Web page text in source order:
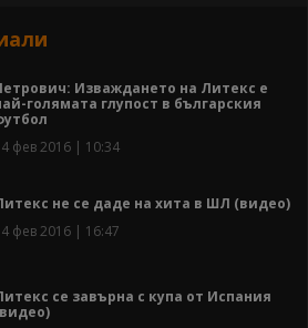
Изваждането на Литекс е
голямата глупост в българския
фев 2016 | 10:34
не се даде на хита в ШЛ (видео)
фев 2016 | 16:47
се завърна с купа от Испания